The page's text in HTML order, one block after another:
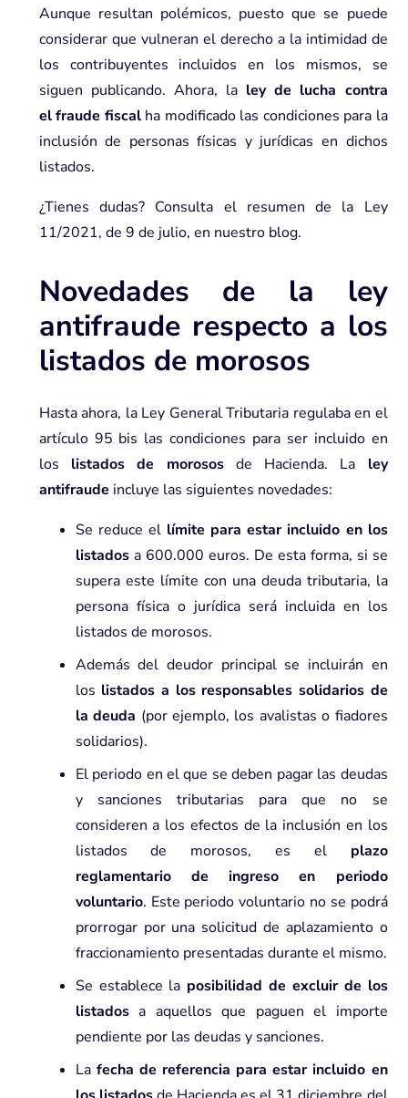
Aunque resultan polémicos, puesto que se puede
considerar que vulneran el derecho a la intimidad de
los contribuyentes incluidos en los mismos, se
siguen publicando. Ahora, la ley de lucha contra
elfraude fiscalha modificado las condiciones para la
inclusión de personas físicas y jurídicas en dichos
listados.
¿Tienes dudas? Consulta el resumen de la Ley
11/2021, de 9 de julio, en nuestro blog.
Novedades de la ley
antifraude respecto a los
listados de morosos
Hasta ahora, la Ley General Tributaria regulaba en el
artículo 95 bis las condiciones para ser incluido en
los listados de morososde Hacienda. La ley
antifraude incluye las siguientes novedades:
Se reduce el límite para estar incluido en los
listados a 600.000 euros. De esta forma, si se
supera este límite con una deuda tributaria, la
persona física o jurídica será incluida en los
listados de morosos.
Además del deudor principal se incluirán en
los listados a los responsables solidarios de
la deuda (por ejemplo, los avalistas o fiadores
solidarios).
El periodo en el que se deben pagar las deudas
y sanciones tributarias para que no se
consideren a los efectos de la inclusión en los
listados de morosos, es el plazo
reglamentario de ingreso en periodo
voluntario. Este periodo voluntario no se podrá
prorrogar por una solicitud de aplazamiento o
fraccionamiento presentadas durante el mismo.
Se establece la posibilidad de excluir de los
listadosa aquellos que paguen el importe
pendiente por las deudas y sanciones.
La fecha de referencia para estar incluido en